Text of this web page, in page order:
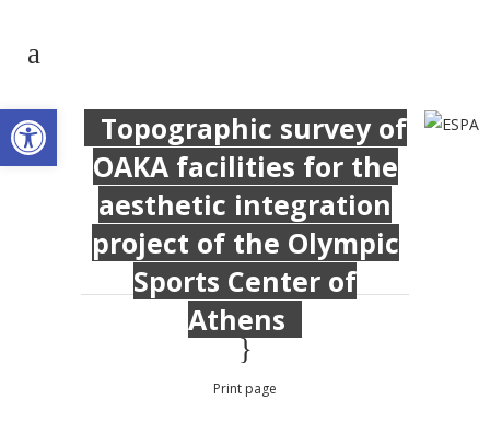
Topographic survey of
OAKA facilities for the
aesthetic integration
project of the Olympic
Sports Center of
Athens
Print page
Open toolbar